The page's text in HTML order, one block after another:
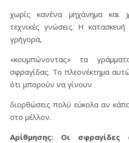
χωρίς κανένα μηχάνημα και
τεχνικές γνώσεις. Η
γρήγορα,
«κουμπώνοντας» τα
σφραγίδας. Το πλεονέκτημα
ότι μπορούν να γίνουν
διορθώσεις πολύ εύκολα αν
στο μέλλον.
Αρίθμησης: Οι σφραγίδες